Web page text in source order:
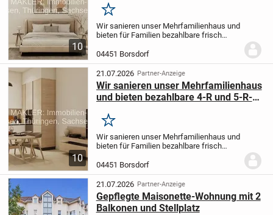
10
Merken
Wir sanieren unser Mehrfamilienhaus und
bieten für Familien bezahlbare frisch
Raumwohnungen an, meistens mit
Balkon oder Loggia.Bitte melden Sie sich
bei Interesse...
04451 Borsdorf
10
21.07.2026 Partner-Anzeige
Wir sanieren unser Mehrfamilienhaus
und bieten bezahlbare 4-R und 5-R-
Merken
Wir sanieren unser Mehrfamilienhaus und
bieten für Familien bezahlbare frisch
Raumwohnungen an, meistens mit
Balkon oder Loggia.Bitte melden Sie sich
bei Interesse...
04451 Borsdorf
21.07.2026 Partner-Anzeige
Gepflegte Maisonette-Wohnung mit 2
Balkonen und Stellplatz